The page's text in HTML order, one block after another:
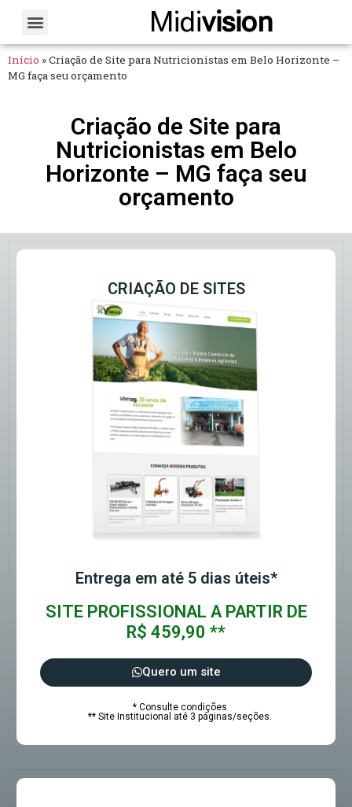
Midivision
Início »Criação de Site para Nutricionistas em Belo Horizonte –
MG faça seu orçamento
Criação de Site para
Nutricionistas em Belo
Horizonte – MG faça seu
orçamento
CRIAÇÃO DE SITES
Entrega em até 5 dias úteis*
SITE PROFISSIONAL A PARTIR DE
R$ 459,90 **
Quero um site
* Consulte condições
** Site Institucional até 3 páginas/seções.